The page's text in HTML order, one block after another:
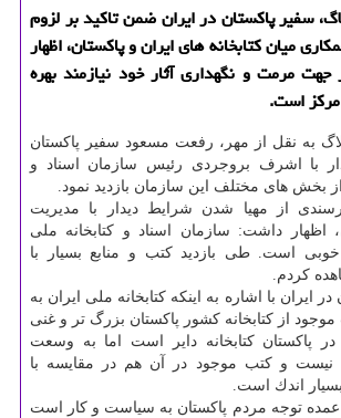
سفیر پاكستان در ایران ضمن تاكید بر لزوم
میان كتابخانه های ایران و پاكستان، اظهار
مرمت و نگهداری آثار خود نیازمند بهره
است.
به نقل از مهر، رفعت مسعود سفیر پاكستان
با اشرف بروجردی رئیس سازمان اسناد و
از بخش های مختلف این سازمان بازدید نمود.
از مهیا شدن شرایط دیدار با مدیریت
اظهار داشت: سازمان اسناد و كتابخانه ملی
خوبی است. طی بازدید كتب و منابع بسیار با
كردم.
ایران با اشاره به اینكه كتابخانه ملی ایران به
از كتابخانه كشور پاكستان بزرگ تر و غنی
پاكستان كتابخانه دایر است اما به وسعت
نیست و كتب موجود در آن هم در مقایسه با
اندك است.
عمده توجه مردم پاكستان به سیاست و كار است